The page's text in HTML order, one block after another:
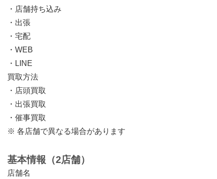
・店舗持ち込み
・出張
・宅配
・WEB
・LINE
買取方法
・店頭買取
・出張買取
・催事買取
※ 各店舗で異なる場合があります
基本情報（2店舗）
店舗名